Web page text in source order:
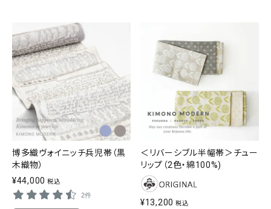
博多織ヴォイニッチ兵児帯（黒
木織物）
¥44,000 税込
2件
＜リバーシブル半幅帯＞チュー
リップ（2色・綿100%)
¥13,200 税込